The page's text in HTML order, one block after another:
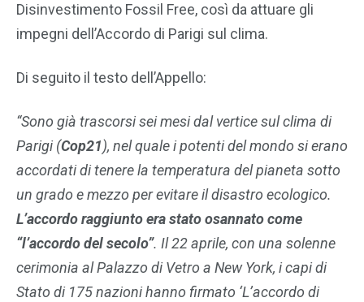
Disinvestimento Fossil Free, così da attuare gli
impegni dell’Accordo di Parigi sul clima.
Di seguito il testo dell’Appello:
“Sono già trascorsi sei mesi dal vertice sul clima di
Parigi (Cop21), nel quale i potenti del mondo si erano
accordati di tenere la temperatura del pianeta sotto
un grado e mezzo per evitare il disastro ecologico.
L’accordo raggiunto era stato osannato come
“l’accordo del secolo”. Il 22 aprile, con una solenne
cerimonia al Palazzo di Vetro a New York, i capi di
Stato di 175 nazioni hanno firmato ‘L’accordo di